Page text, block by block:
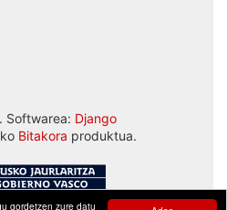
gordetzen zure datu
Softwarea: Django
Bitakora produktua.